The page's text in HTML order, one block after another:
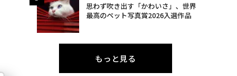
思わず吹き出す「かわいさ」、世界
最高のペット写真賞2026入選作品
もっと見る